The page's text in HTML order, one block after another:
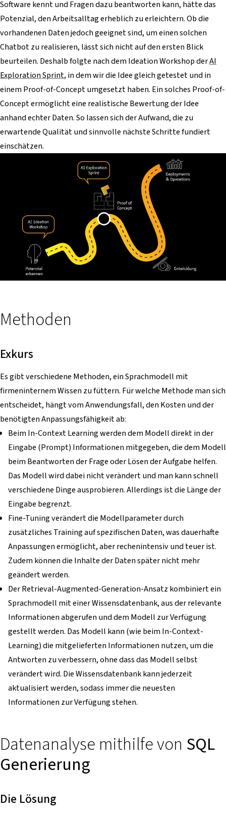
Software kennt und Fragen dazu beantworten kann, hätte das
Potenzial, den Arbeitsalltag erheblich zu erleichtern. Ob die
vorhandenen Daten jedoch geeignet sind, um einen solchen
Chatbot zu realisieren, lässt sich nicht auf den ersten Blick
beurteilen. Deshalb folgte nach dem Ideation Workshop derAI
Exploration Sprint, in dem wir die Idee gleich getestet und in
einem Proof-of-Concept umgesetzt haben. Ein solches Proof-of-
Concept ermöglicht eine realistische Bewertung der Idee
anhand echter Daten. So lassen sich der Aufwand, die zu
erwartende Qualität und sinnvolle nächste Schritte fundiert
einschätzen.
Methoden
Exkurs
Es gibt verschiedene Methoden, ein Sprachmodell mit
firmeninternem Wissen zu füttern. Für welche Methode man sich
entscheidet, hängt vom Anwendungsfall, den Kosten und der
benötigten Anpassungsfähigkeit ab:
Beim In-Context Learning werden dem Modell direkt in der
Eingabe (Prompt) Informationen mitgegeben, die dem Modell
beim Beantworten der Frage oder Lösen der Aufgabe helfen.
Das Modell wird dabei nicht verändert und man kann schnell
verschiedene Dinge ausprobieren. Allerdings ist die Länge der
Eingabe begrenzt.
Fine-Tuning verändert die Modellparameter durch
zusätzliches Training auf spezifischen Daten, was dauerhafte
Anpassungen ermöglicht, aber rechenintensiv und teuer ist.
Zudem können die Inhalte der Daten später nicht mehr
geändert werden.
Der Retrieval-Augmented-Generation-Ansatz kombiniert ein
Sprachmodell mit einer Wissensdatenbank, aus der relevante
Informationen abgerufen und dem Modell zur Verfügung
gestellt werden. Das Modell kann (wie beim In-Context-
Learning) die mitgelieferten Informationen nutzen, um die
Antworten zu verbessern, ohne dass das Modell selbst
verändert wird. Die Wissensdatenbank kann jederzeit
aktualisiert werden, sodass immer die neuesten
Informationen zur Verfügung stehen.
Datenanalyse mithilfe von SQL
Generierung
Die Lösung